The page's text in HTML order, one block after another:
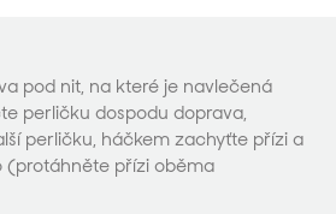
pod nit, na které je navlečená
perličku dospodu doprava,
perličku, háčkem zachyťte přízi a
(protáhněte přízi oběma